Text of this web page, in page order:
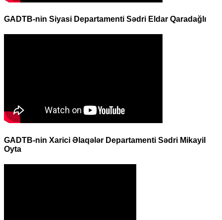
GADTB-nin Siyasi Departamenti Sədri Eldar Qaradağlı
GADTB-nin Xarici Əlaqələr Departamenti Sədri Mikayil
Oyta